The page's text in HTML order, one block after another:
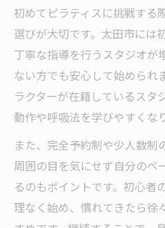
は
ライフスタイルに
術
太田市でピラティスラ
ピラティスを習慣
ト
太田市でピラティ
初心者が挫折しな
ピラティスライフ
ピラティスで心身
初めてピラティスに挑戦する
選びが大切です。太田市には
丁寧な指導を行うスタジオが
ない方でも安心して始められ
ラクターが在籍しているスタ
動作や呼吸法を学びやすくな
また、完全予約制や少人数制
周囲の目を気にせず自分のペ
るのもポイントです。初心者
理なく始め、慣れてきたら徐